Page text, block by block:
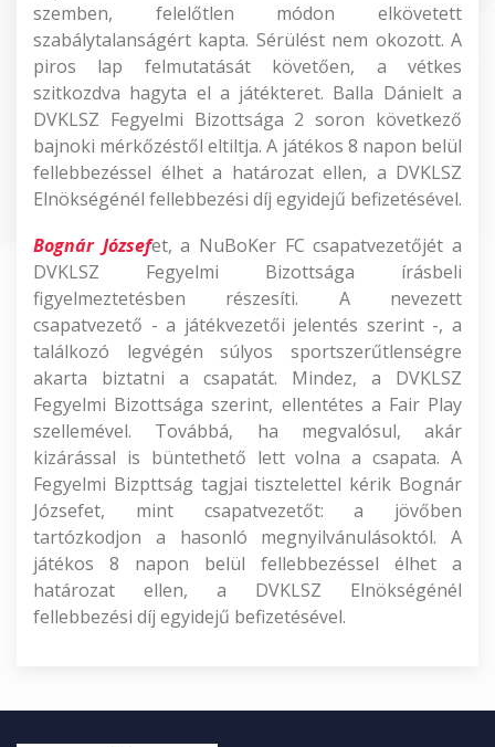
szemben, felelőtlen módon elkövetett
szabálytalanságért kapta. Sérülést nem okozott. A
piros lap felmutatását követően, a vétkes
szitkozdva hagyta el a játékteret. Balla Dánielt a
DVKLSZ Fegyelmi Bizottsága 2 soron következő
bajnoki mérkőzéstől eltiltja. A játékos 8 napon belül
fellebbezéssel élhet a határozat ellen, a DVKLSZ
Elnökségénél fellebbezési díj egyidejű befizetésével.
Bognár Józsefet, a NuBoKer FC csapatvezetőjét a
DVKLSZ Fegyelmi Bizottsága írásbeli
figyelmeztetésben részesíti. A nevezett
csapatvezető - a játékvezetői jelentés szerint -, a
találkozó legvégén súlyos sportszerűtlenségre
akarta biztatni a csapatát. Mindez, a DVKLSZ
Fegyelmi Bizottsága szerint, ellentétes a Fair Play
szellemével. Továbbá, ha megvalósul, akár
kizárással is büntethető lett volna a csapata. A
Fegyelmi Bizpttság tagjai tisztelettel kérik Bognár
Józsefet, mint csapatvezetőt: a jövőben
tartózkodjon a hasonló megnyilvánulásoktól. A
játékos 8 napon belül fellebbezéssel élhet a
határozat ellen, a DVKLSZ Elnökségénél
fellebbezési díj egyidejű befizetésével.